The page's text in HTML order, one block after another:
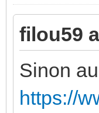
filou59
Sinon
https://